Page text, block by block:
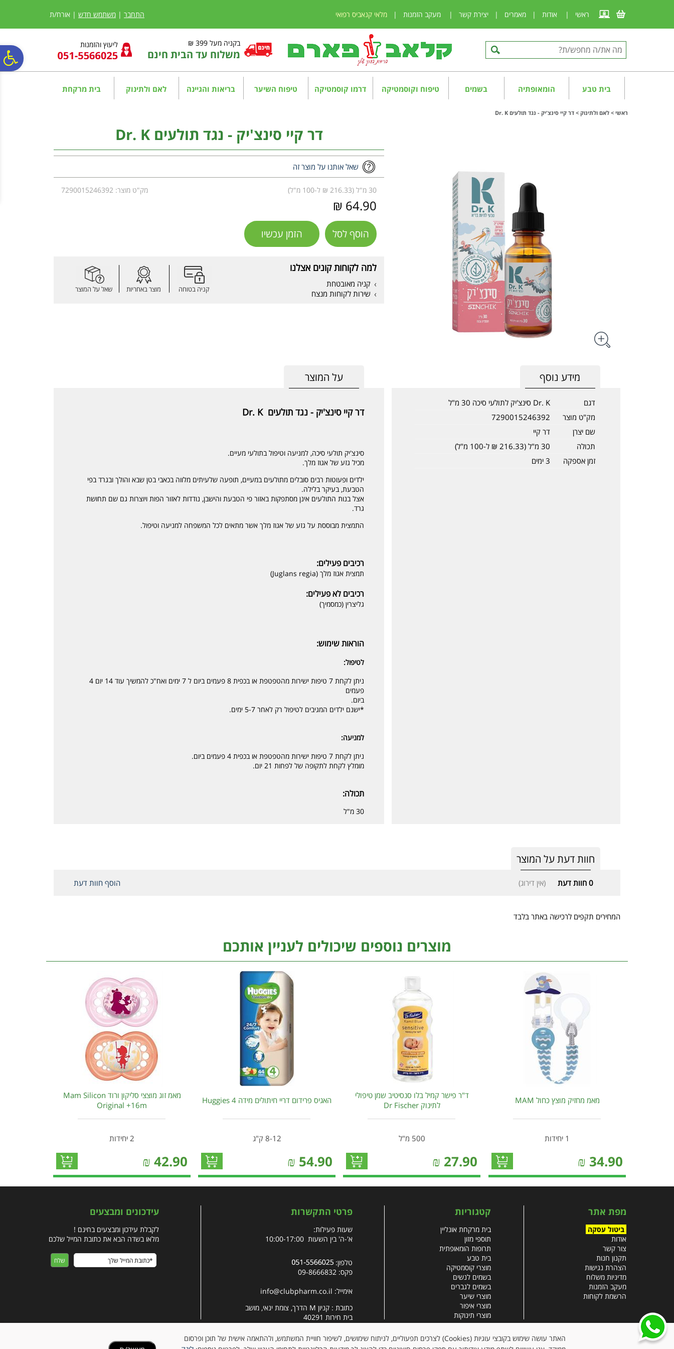
נגישות
אתר
המרכזי
ראשי | אודות | מאמרים | יצירת קשר | מעקב הזמנות | מלאי קנאביס רפואי התחבר | משתמש חדש | אורח/ת
בקניה מעל 399 ₪
משלוח עד הבית חינם
ליעוץ והזמנות
בית טבע הומאופתיה בשמים טיפוח וקוסמטיקה דרמו קוסמטיקה טיפוח השיער בריאות והגיינה לאם ולתינוק בית מרקחת
ראשי > לאם ולתינוק > דר קיי סינצ'יק - נגד תולעים Dr. K
דר קיי סינצ'יק - נגד תולעים Dr. K
שאל אותנו על מוצר זה
30 מ"ל (216.33 ₪ ל-100 מ"ל) מק"ט מוצר: 7290015246392
64.90 ₪
הוסף לסל הזמן עכשיו
למה לקוחות קונים אצלנו
קניה מאובטחת
שירות לקוחות מנצח
קניה בטוחה מוצר באחריות שאל על המוצר
על המוצר
דר קיי סינצ'יק - נגד תולעים Dr. K
סינצ'יק תולעי סיכה, למניעה וטיפול בתולעי מעיים.
מכיל גזע של אגוז מלך.
ילדים ופעוטות רבים סובלים מתולעים במעיים, תופעה שלעיתים מלווה בכאבי בטן שבא והולך ובגרד בפי
הטבעת, בעיקר בלילה.
אצל בנות התולעים אינן מסתפקות באזור פי הטבעת והישבן, נודדות לאזור הפות ויוצרות גם שם תחושת
גרד.
התמצית מבוססת על גזע של אגוז מלך אשר מתאים לכל המשפחה למניעה וטיפול.
רכיבים פעילים:
תמצית אגוז מלך (Juglans regia)
רכיבים לא פעילים:
גליצרין (כמסמיך)
הוראות שימוש:
לטיפול:
ניתן לקחת 7 טיפות ישירות מהטפטפת או בכפית 8 פעמים ביום ל 7 ימים ואח"כ להמשיך עוד 14 יום 4
פעמים
ביום.
*ישנם ילדים המגיבים לטיפול רק לאחר 5-7 ימים.
למניעה:
ניתן לקחת 7 טיפות ישירות מהטפטפת או בכפית 4 פעמים ביום.
מומלץ לקחת לתקופה של לפחות 21 יום.
תכולה:
30 מ"ל
מידע נוסף
דגם
Dr. K סינצ'יק לתולעי סיכה 30 מ"ל
מק"ט מוצר
7290015246392
שם יצרן
דר קיי
תכולה
30 מ"ל (216.33 ₪ ל-100 מ"ל)
זמן אספקה
3 ימים
חוות דעת על המוצר
0 חוות דעת (אין דירוג) הוסף חוות דעת
המחירים תקפים לרכישה באתר בלבד
מוצרים נוספים שיכולים לעניין אותכם
מאמ מחזיק מוצץ כחול MAM
1 יחידות
34.90
₪
ד"ר פישר קמיל בלו סנסיטיב שמן טיפולי
לתינוק Dr Fischer
500 מ"ל
27.90
₪
האגיס פרידום דריי חיתולים מידה 4 Huggies
8-12 ק"ג
54.90
₪
מאמ זוג מוצצי סליקון ורוד Mam Silicon
Original +16m
2 יחידות
42.90
₪
מפת אתר
ביטול עסקה
אודות
צור קשר
תקנון חנות
הצהרת נגישות
מדיניות משלוח
מעקב הזמנות
הרשמת לקוחות
קטגוריות
בית מרקחת אונליין
תוספי מזון
תרופות הומאופתית
בית טבע
מוצרי קוסמטיקה
בשמים לנשים
בשמים לגברים
מוצרי שיער
מוצרי איפור
מוצרי תינוקות
צבעי שיער
עזרים רפואיים
פרטי התקשרות
שעות פעילות:
א'-ה' בין השעות 10:00-17:00
טלפון:
פקס: 09-8666832
אימייל: info@clubpharm.co.il
כתובת : קניון M הדרך, צומת ינאי, מושב
בית חירות 40291
עידכונים ומבצעים
לקבלת עידכון ומבצעים בחינם !
מלאו בשדה הבא את כתובת המייל שלכם
האתר עושה שימוש בקובצי עוגיות (Cookies) לצרכים תפעוליים, לניתוח שימושים, לשיפור חוויית המשתמש, ולהתאמה אישית של תוכן ופרסום